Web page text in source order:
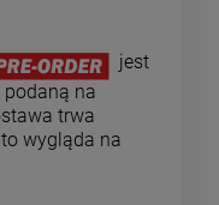
jest
podaną na
trwa
wygląda na